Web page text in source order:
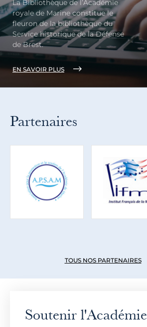
La Bibliothèque de l’Académie
royale de Marine constitue le
fleuron de la bibliothèque du
Service historique de la Défense
de Brest.
EN SAVOIR PLUS
Partenaires
TOUS NOS PARTENAIRES
Soutenir l'Académie